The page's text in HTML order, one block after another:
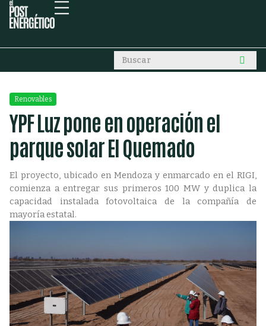
Renovables
YPF Luz pone en operación el
parque solar El Quemado
El proyecto, ubicado en Mendoza y enmarcado en el RIGI,
comienza a entregar sus primeros 100 MW y duplica la
capacidad instalada fotovoltaica de la compañía de
mayoría estatal.